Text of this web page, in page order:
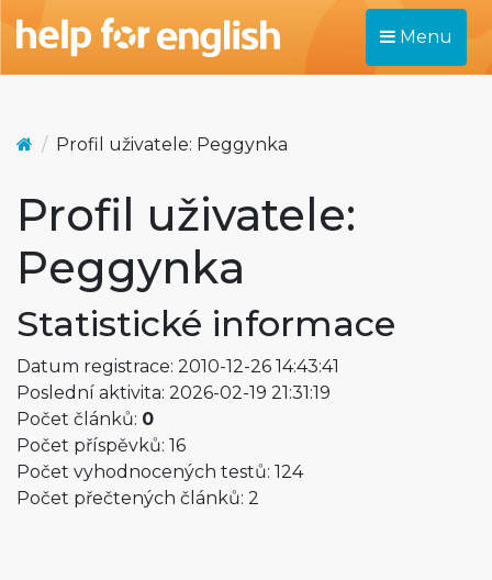
Menu
Profil uživatele: Peggynka
Profil uživatele:
Peggynka
Statistické informace
Datum registrace: 2010-12-26 14:43:41
Poslední aktivita: 2026-02-19 21:31:19
Počet článků: 0
Počet příspěvků: 16
Počet vyhodnocených testů: 124
Počet přečtených článků: 2